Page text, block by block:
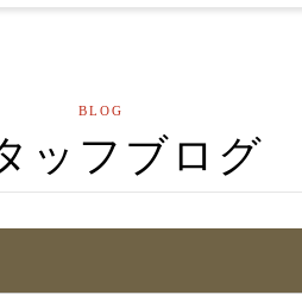
BLOG
ッフブログ